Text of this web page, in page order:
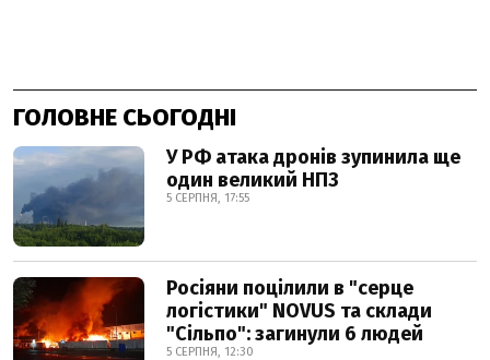
ГОЛОВНЕ СЬОГОДНІ
У РФ атака дронів зупинила ще
один великий НПЗ
5 СЕРПНЯ, 17:55
Росіяни поцілили в "серце
логістики" NOVUS та склади
"Сільпо": загинули 6 людей
5 СЕРПНЯ, 12:30